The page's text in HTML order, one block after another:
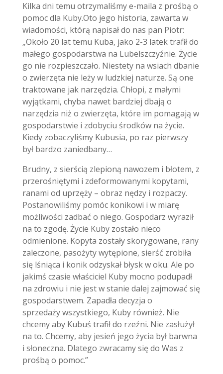
Kilka dni temu otrzymaliśmy e-maila z prośbą o
pomoc dla Kuby.Oto jego historia, zawarta w
wiadomości, którą napisał do nas pan Piotr:
„Około 20 lat temu Kuba, jako 2-3 latek trafił do
małego gospodarstwa na Lubelszczyźnie. Życie
go nie rozpieszczało. Niestety na wsiach dbanie
o zwierzęta nie leży w ludzkiej naturze. Są one
traktowane jak narzędzia. Chłopi, z małymi
wyjątkami, chyba nawet bardziej dbają o
narzędzia niż o zwierzęta, które im pomagają w
gospodarstwie i zdobyciu środków na życie.
Kiedy zobaczyliśmy Kubusia, po raz pierwszy
był bardzo zaniedbany…
Brudny, z sierścią zlepioną nawozem i błotem, z
przerośniętymi i zdeformowanymi kopytami,
ranami od uprzęży – obraz nędzy i rozpaczy.
Postanowiliśmy pomóc konikowi i w miarę
możliwości zadbać o niego. Gospodarz wyraził
na to zgodę. Życie Kuby zostało nieco
odmienione. Kopyta zostały skorygowane, rany
zaleczone, pasożyty wytępione, sierść zrobiła
się lśniąca i konik odzyskał błysk w oku. Ale po
jakimś czasie właściciel Kuby mocno podupadł
na zdrowiu i nie jest w stanie dalej zajmować się
gospodarstwem. Zapadła decyzja o
sprzedaży wszystkiego, Kuby również. Nie
chcemy aby Kubuś trafił do rzeźni. Nie zasłużył
na to. Chcemy, aby jesień jego życia był barwna
i słoneczna. Dlatego zwracamy się do Was z
prośbą o pomoc.”